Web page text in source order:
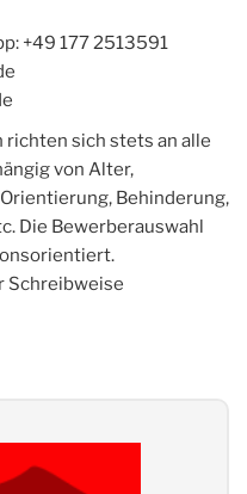
+49 177 2513591
sich stets an alle
von Alter,
Behinderung,
Die Bewerberauswahl
Schreibweise